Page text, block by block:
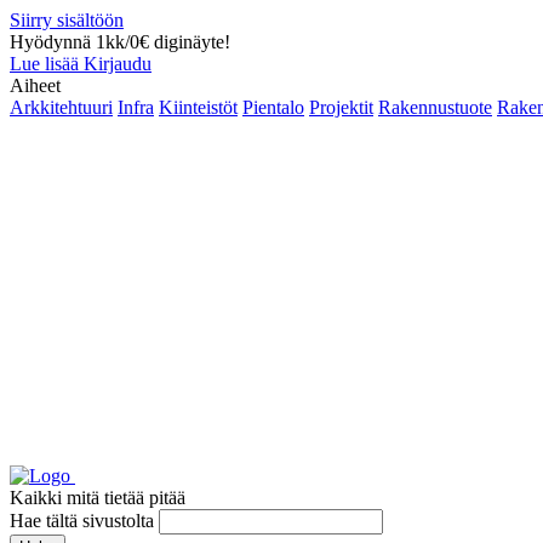
Siirry sisältöön
Hyödynnä 1kk/0€ diginäyte!
Lue lisää Kirjaudu
Aiheet
Arkkitehtuuri Infra Kiinteistöt Pientalo Projektit Rakennustuote
Kaikki mitä tietää pitää
Hae tältä sivustolta